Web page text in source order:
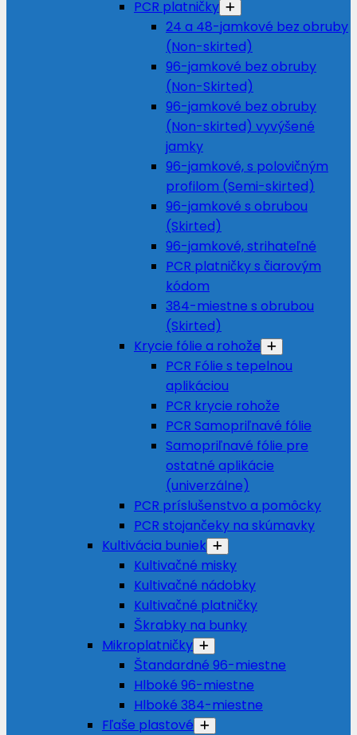
PCR platničky
24 a 48-jamkové bez obruby
(Non-skirted)
96-jamkové bez obruby
(Non-Skirted)
96-jamkové bez obruby
(Non-skirted) vyvýšené
jamky
96-jamkové, s polovičným
profilom (Semi-skirted)
96-jamkové s obrubou
(Skirted)
96-jamkové, strihateľné
PCR platničky s čiarovým
kódom
384-miestne s obrubou
(Skirted)
Krycie fólie a rohože
PCR Fólie s tepelnou
aplikáciou
PCR krycie rohože
PCR Samopriľnavé fólie
Samopriľnavé fólie pre
ostatné aplikácie
(univerzálne)
PCR príslušenstvo a pomôcky
PCR stojančeky na skúmavky
Kultivácia buniek
Kultivačné misky
Kultivačné nádobky
Kultivačné platničky
Škrabky na bunky
Mikroplatničky
Štandardné 96-miestne
Hlboké 96-miestne
Hlboké 384-miestne
Fľaše plastové